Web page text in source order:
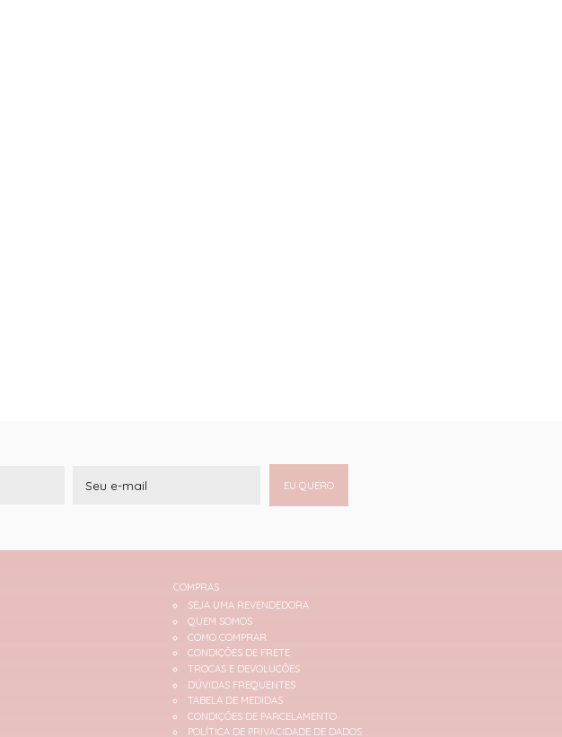
EU QUERO
COMPRAS
SEJA UMA REVENDEDORA
QUEM SOMOS
COMO COMPRAR
CONDIÇÕES DE FRETE
TROCAS E DEVOLUÇÕES
DÚVIDAS FREQUENTES
TABELA DE MEDIDAS
CONDIÇÕES DE PARCELAMENTO
POLÍTICA DE PRIVACIDADE DE DADOS